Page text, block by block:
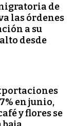
de
las órdenes
a su
desde
en junio,
y flores se